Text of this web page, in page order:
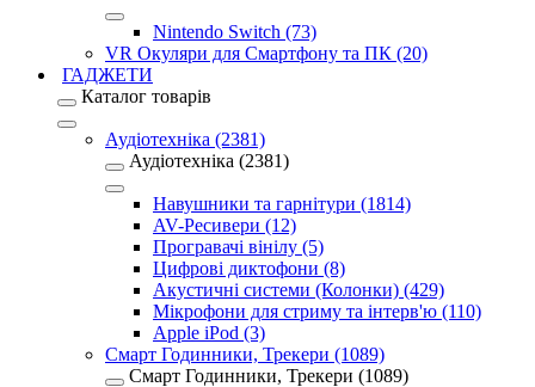
Nintendo Switch (73)
VR Окуляри для Смартфону та ПК (20)
ГАДЖЕТИ
Каталог товарів
Аудіотехніка (2381)
Аудіотехніка (2381)
Навушники та гарнітури (1814)
AV-Ресивери (12)
Програвачі вінілу (5)
Цифрові диктофони (8)
Акустичні системи (Колонки) (429)
Мікрофони для стриму та інтерв'ю (110)
Apple iPod (3)
Смарт Годинники, Трекери (1089)
Смарт Годинники, Трекери (1089)